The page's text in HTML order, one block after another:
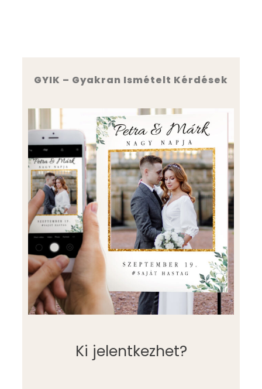
GYIK – Gyakran Ismételt Kérdések
Ki jelentkezhet?